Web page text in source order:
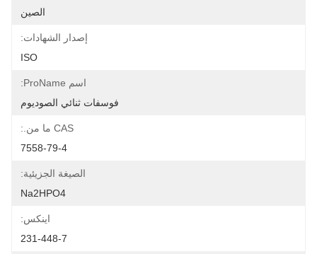
الصين
إصدار الشهادات:
ISO
اسم ProName:
فوسفات ثنائي الصوديوم
CAS ما من.:
7558-79-4
الصيغة الجزيئية:
Na2HPO4
اينكس:
231-448-7